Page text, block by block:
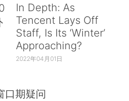
In Depth: As
Tencent Lays Off
Staff, Is Its ‘Winter’
Approaching?
2022年04月01日
口期疑问